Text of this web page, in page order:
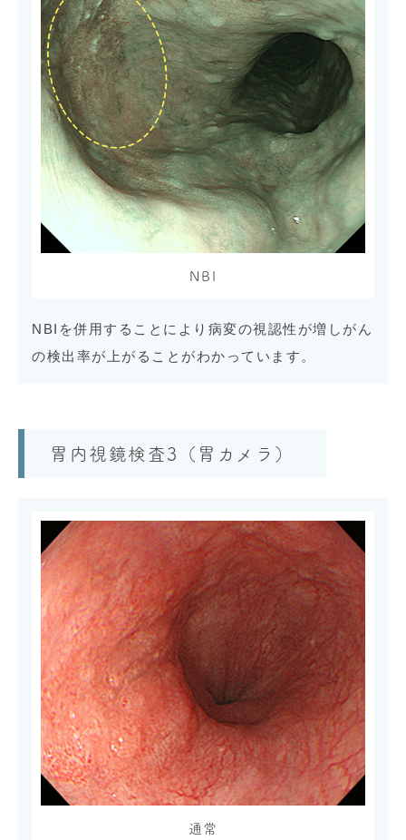
NBI
NBIを併用することにより病変の視認性が増しがん
の検出率が上がることがわかっています。
胃内視鏡検査3（胃カメラ）
通常